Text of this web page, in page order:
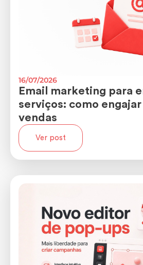
16/07/2026
Email marketing para
serviços: como
vendas
Ver post